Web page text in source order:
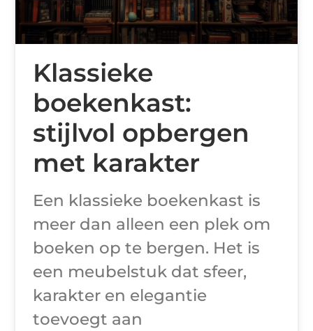
Klassieke
boekenkast:
stijlvol opbergen
met karakter
Een klassieke boekenkast is
meer dan alleen een plek om
boeken op te bergen. Het is
een meubelstuk dat sfeer,
karakter en elegantie
toevoegt aan